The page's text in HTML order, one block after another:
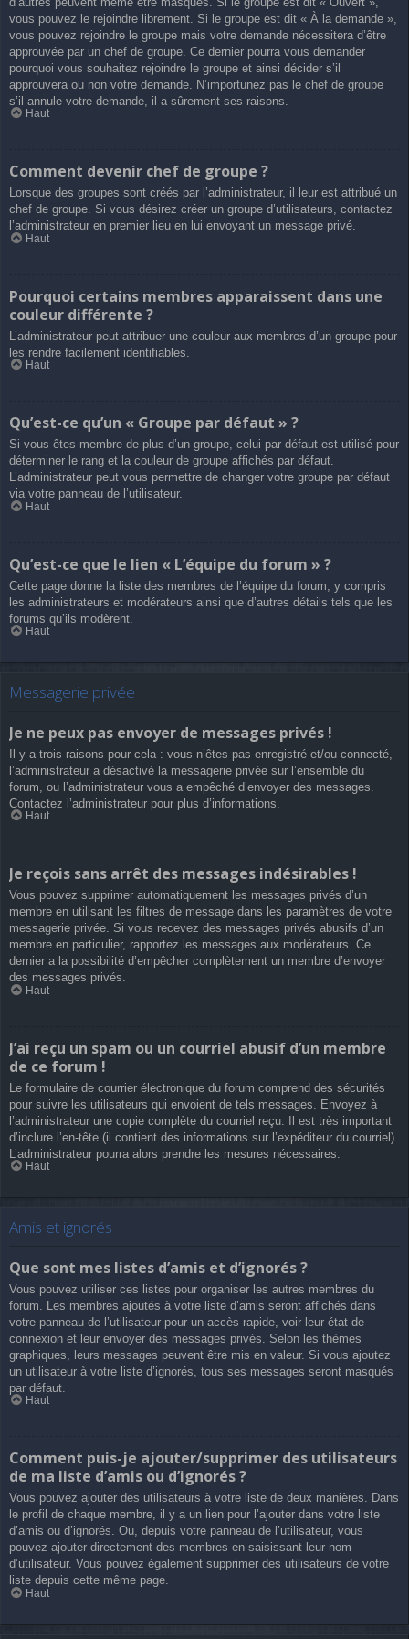
vous pouvez le rejoindre librement. Si le groupe est dit « À la demande »,
vous pouvez rejoindre le groupe mais votre demande nécessitera d’être
approuvée par un chef de groupe. Ce dernier pourra vous demander
pourquoi vous souhaitez rejoindre le groupe et ainsi décider s’il
approuvera ou non votre demande. N’importunez pas le chef de groupe
s’il annule votre demande, il a sûrement ses raisons.
Haut
Comment devenir chef de groupe ?
Lorsque des groupes sont créés par l’administrateur, il leur est attribué un
chef de groupe. Si vous désirez créer un groupe d’utilisateurs, contactez
l’administrateur en premier lieu en lui envoyant un message privé.
Haut
Pourquoi certains membres apparaissent dans une
couleur différente ?
L’administrateur peut attribuer une couleur aux membres d’un groupe pour
les rendre facilement identifiables.
Haut
Qu’est-ce qu’un « Groupe par défaut » ?
Si vous êtes membre de plus d’un groupe, celui par défaut est utilisé pour
déterminer le rang et la couleur de groupe affichés par défaut.
L’administrateur peut vous permettre de changer votre groupe par défaut
via votre panneau de l’utilisateur.
Haut
Qu’est-ce que le lien « L’équipe du forum » ?
Cette page donne la liste des membres de l’équipe du forum, y compris
les administrateurs et modérateurs ainsi que d’autres détails tels que les
forums qu’ils modèrent.
Haut
Messagerie privée
Je ne peux pas envoyer de messages privés !
Il y a trois raisons pour cela : vous n’êtes pas enregistré et/ou connecté,
l’administrateur a désactivé la messagerie privée sur l’ensemble du
forum, ou l’administrateur vous a empêché d’envoyer des messages.
Contactez l’administrateur pour plus d’informations.
Haut
Je reçois sans arrêt des messages indésirables !
Vous pouvez supprimer automatiquement les messages privés d’un
membre en utilisant les filtres de message dans les paramètres de votre
messagerie privée. Si vous recevez des messages privés abusifs d’un
membre en particulier, rapportez les messages aux modérateurs. Ce
dernier a la possibilité d’empêcher complètement un membre d’envoyer
des messages privés.
Haut
J’ai reçu un spam ou un courriel abusif d’un membre
de ce forum !
Le formulaire de courrier électronique du forum comprend des sécurités
pour suivre les utilisateurs qui envoient de tels messages. Envoyez à
l’administrateur une copie complète du courriel reçu. Il est très important
d’inclure l’en-tête (il contient des informations sur l’expéditeur du courriel).
L’administrateur pourra alors prendre les mesures nécessaires.
Haut
Amis et ignorés
Que sont mes listes d’amis et d’ignorés ?
Vous pouvez utiliser ces listes pour organiser les autres membres du
forum. Les membres ajoutés à votre liste d’amis seront affichés dans
votre panneau de l’utilisateur pour un accès rapide, voir leur état de
connexion et leur envoyer des messages privés. Selon les thèmes
graphiques, leurs messages peuvent être mis en valeur. Si vous ajoutez
un utilisateur à votre liste d’ignorés, tous ses messages seront masqués
par défaut.
Haut
Comment puis-je ajouter/supprimer des utilisateurs
de ma liste d’amis ou d’ignorés ?
Vous pouvez ajouter des utilisateurs à votre liste de deux manières. Dans
le profil de chaque membre, il y a un lien pour l’ajouter dans votre liste
d’amis ou d’ignorés. Ou, depuis votre panneau de l’utilisateur, vous
pouvez ajouter directement des membres en saisissant leur nom
d’utilisateur. Vous pouvez également supprimer des utilisateurs de votre
liste depuis cette même page.
Haut